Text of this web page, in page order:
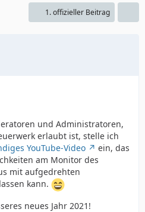
1. offizieller Beitrag
und Administratoren,
erlaubt ist, stelle ich
YouTube-Video
ein, das
am Monitor des
mit aufgedrehten
kann.
neues Jahr 2021!